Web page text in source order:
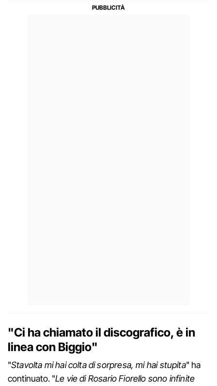
"Ci ha chiamato il discografico, è in
linea con Biggio"
"Stavolta mi hai colta di sorpresa, mi hai stupita" ha
continuato. "Le vie di Rosario Fiorello sono infinite